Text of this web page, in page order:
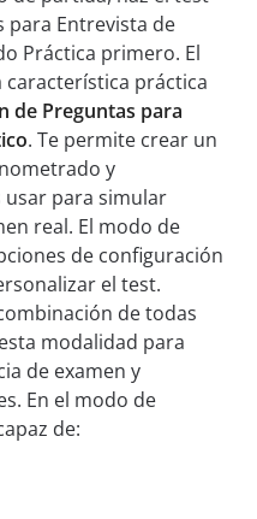
para Entrevista de
Práctica primero. El
práctica
de Preguntas para
. Te permite crear un
y
para simular
real. El modo de
de configuración
el test.
de todas
modalidad para
de examen y
En el modo de
de: